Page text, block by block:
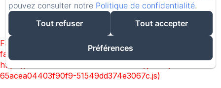
Créé par Amenitiz
Conditions Générales de Vente
Failed to load BookingEngine/index: Loading chunk 93
failed. (missing:
https://d1cmur5l0xva3h.cloudfront.net/packs/93-
65acea04403f90f9-51549dd374e3067c.js)
pouvez consulter notre Politique de confidentialité.
Tout refuser
Tout accepter
Préférences